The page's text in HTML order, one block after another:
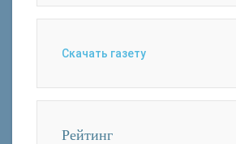
Скачать газету
Рейтинг